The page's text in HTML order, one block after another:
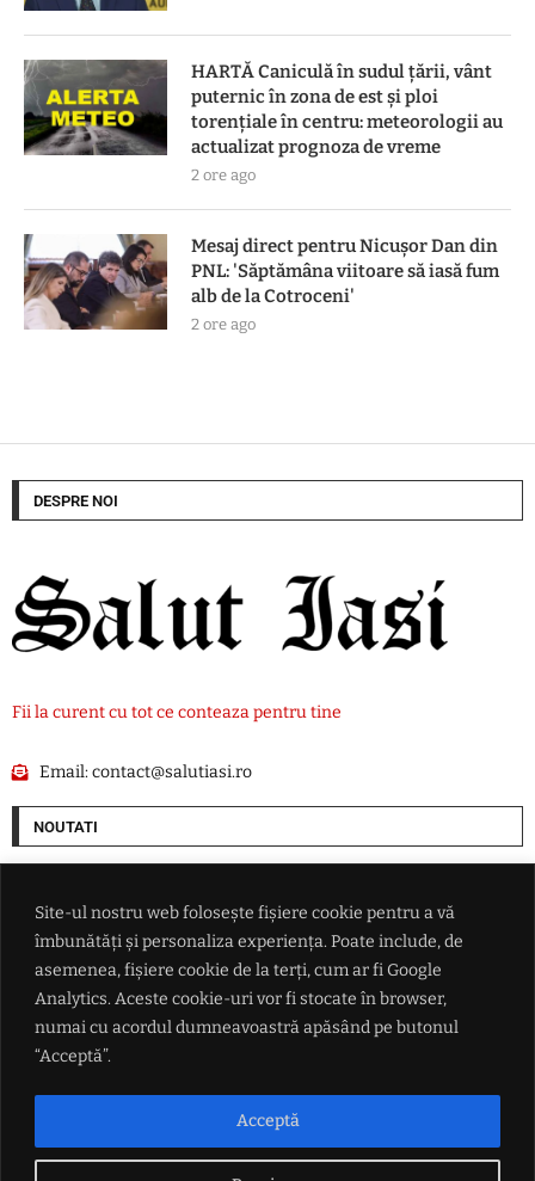
Site-ul nostru web folosește fișiere cookie pentru a vă
îmbunătăți și personaliza experiența. Poate include, de
asemenea, fișiere cookie de la terți, cum ar fi Google
Analytics. Aceste cookie-uri vor fi stocate în browser,
numai cu acordul dumneavoastră apăsând pe butonul
“Acceptă”.
Acceptă
HARTĂ Caniculă în sudul țării, vânt
puternic în zona de est și ploi
torențiale în centru: meteorologii au
actualizat prognoza de vreme
2 ore ago
Mesaj direct pentru Nicușor Dan din
PNL: 'Săptămâna viitoare să iasă fum
alb de la Cotroceni'
2 ore ago
DESPRE NOI
Fii la curent cu tot ce conteaza pentru tine
Email:contact@salutiasi.ro
NOUTATI
drone
Președintele federației argentiniene a vorbit despre viitorul lui Lionel
Messi
Petrișor Peiu trimite Curtea de Conturi peste Diana Buzoianu
HARTĂ Caniculă în sudul țării, vânt puternic în zona de est și ploi